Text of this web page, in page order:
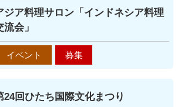
ジア料理サロン「インドネシア料理
流会」
イベント 募集
24回ひたち国際文化まつり